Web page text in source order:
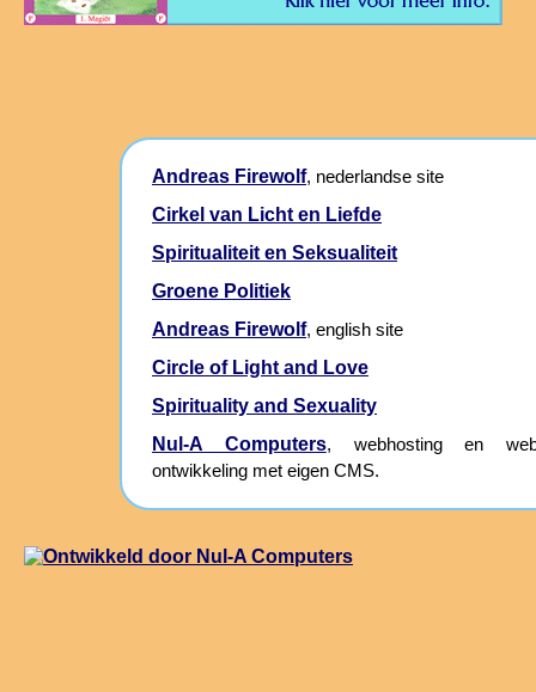
Andreas Firewolf, nederlandse site
Cirkel van Licht en Liefde
Spiritualiteit en Seksualiteit
Groene Politiek
Andreas Firewolf, english site
Circle of Light and Love
Spirituality and Sexuality
Nul-A Computers, webhosting en
ontwikkeling met eigen CMS.